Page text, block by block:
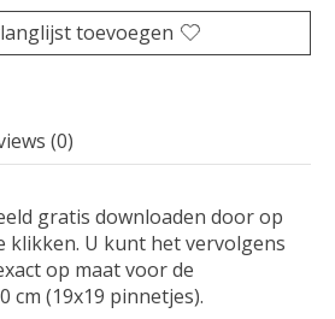
toevoegen
(0)
gratis downloaden door op
klikken. U kunt het vervolgens
op maat voor de
cm (19x19 pinnetjes).